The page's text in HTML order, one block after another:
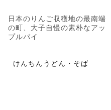
日本のりんご収穫地の最南端
の町、大子自慢の素朴なアッ
プルパイ
けんちんうどん・そば